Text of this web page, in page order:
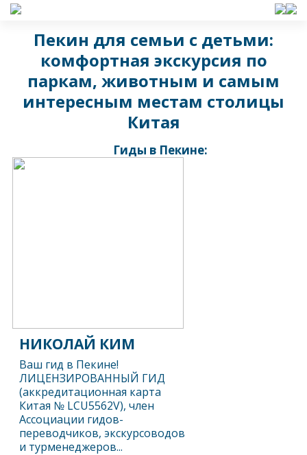
Пекин для семьи с детьми:
комфортная экскурсия по
паркам, животным и самым
интересным местам столицы
Китая
Гиды в Пекине:
НИКОЛАЙ КИМ
Ваш гид в Пекине!
ЛИЦЕНЗИРОВАННЫЙ ГИД
(аккредитационная карта
Китая № LCU5562V), член
Ассоциации гидов-
переводчиков, экскурсоводов
и турменеджеров...